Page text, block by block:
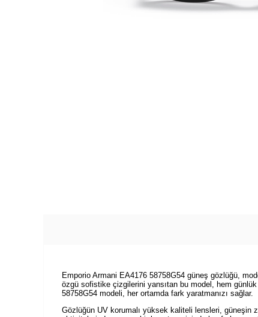
Emporio Armani EA4176 58758G54 güneş gözlüğü,
özgü sofistike çizgilerini yansıtan bu model, hem
58758G54 modeli, her ortamda fark yaratmanızı sağlar.
Gözlüğün UV korumalı yüksek kaliteli lensleri, güneşin